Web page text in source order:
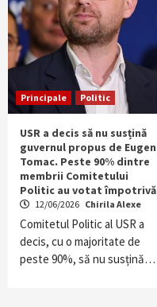
Principale Politic
USR a decis să nu susțină
guvernul propus de Eugen
Tomac. Peste 90% dintre
membrii Comitetului
Politic au votat împotrivă
12/06/2026 Chirila Alexe
Comitetul Politic al USR a
decis, cu o majoritate de
peste 90%, să nu susțină…